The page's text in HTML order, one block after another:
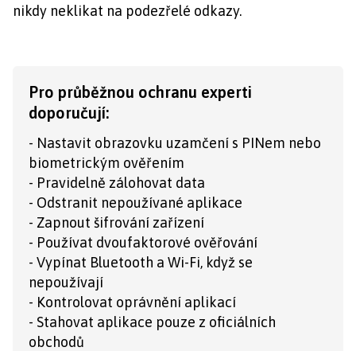
nikdy neklikat na podezřelé odkazy.
Pro průběžnou ochranu experti
doporučují:
- Nastavit obrazovku uzamčení s PINem nebo
biometrickým ověřením
- Pravidelně zálohovat data
- Odstranit nepoužívané aplikace
- Zapnout šifrování zařízení
- Používat dvoufaktorové ověřování
- Vypínat Bluetooth a Wi-Fi, když se
nepoužívají
- Kontrolovat oprávnění aplikací
- Stahovat aplikace pouze z oficiálních
obchodů